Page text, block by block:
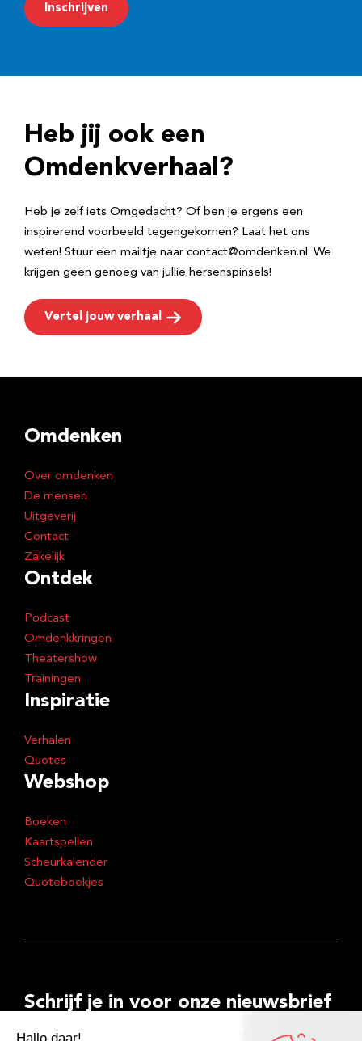
a
r
e
Inschrijven
Heb jij ook een
Omdenkverhaal?
Heb je zelf iets Omgedacht? Of ben je ergens een
inspirerend voorbeeld tegengekomen? Laat het ons
weten! Stuur een mailtje naar contact@omdenken.nl. We
krijgen geen genoeg van jullie hersenspinsels!
Vertel jouw verhaal
Omdenken
Over omdenken
De mensen
Uitgeverij
Contact
Zakelijk
Ontdek
Podcast
Omdenkkringen
Theatershow
Trainingen
Inspiratie
Verhalen
Quotes
Webshop
Boeken
Kaartspellen
Scheurkalender
Quoteboekjes
Schrijf je in voor onze nieuwsbrief